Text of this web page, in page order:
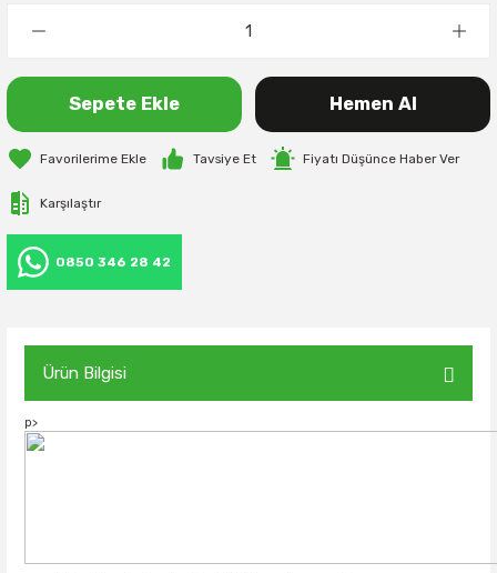
Sepete Ekle Hemen Al
Tavsiye Et Fiyatı Düşünce Haber Ver
Karşılaştır
0850 346 28 42
Ürün Bilgisi
p>